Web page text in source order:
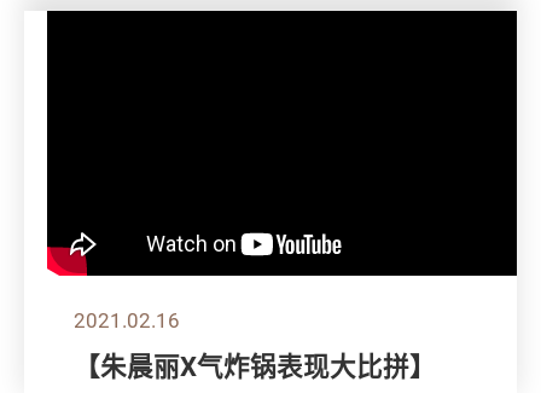
2021.02.16
【朱晨丽X气炸锅表现大比拼】